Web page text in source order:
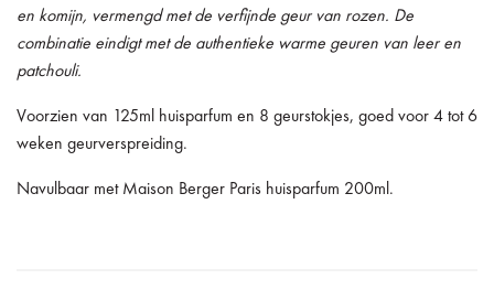
en komijn, vermengd met de verfijnde geur van rozen. De
combinatie eindigt met de authentieke warme geuren van leer en
patchouli.
Voorzien van 125ml huisparfum en 8 geurstokjes, goed voor 4 tot 6
weken geurverspreiding.
Navulbaar met Maison Berger Paris huisparfum 200ml.